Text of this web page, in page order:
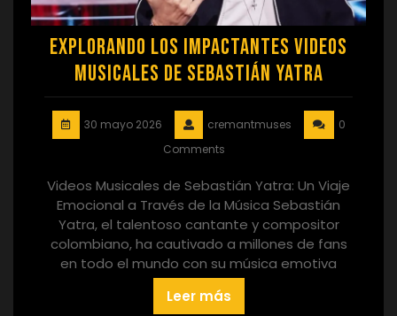
Explorando los Impactantes Videos
Musicales de Sebastián Yatra
30 mayo 2026 cremantmuses
0
Comments
Videos Musicales de Sebastián Yatra: Un Viaje
Emocional a Través de la Música Sebastián
Yatra, el talentoso cantante y compositor
colombiano, ha cautivado a millones de fans
en todo el mundo con su música emotiva
Leer más